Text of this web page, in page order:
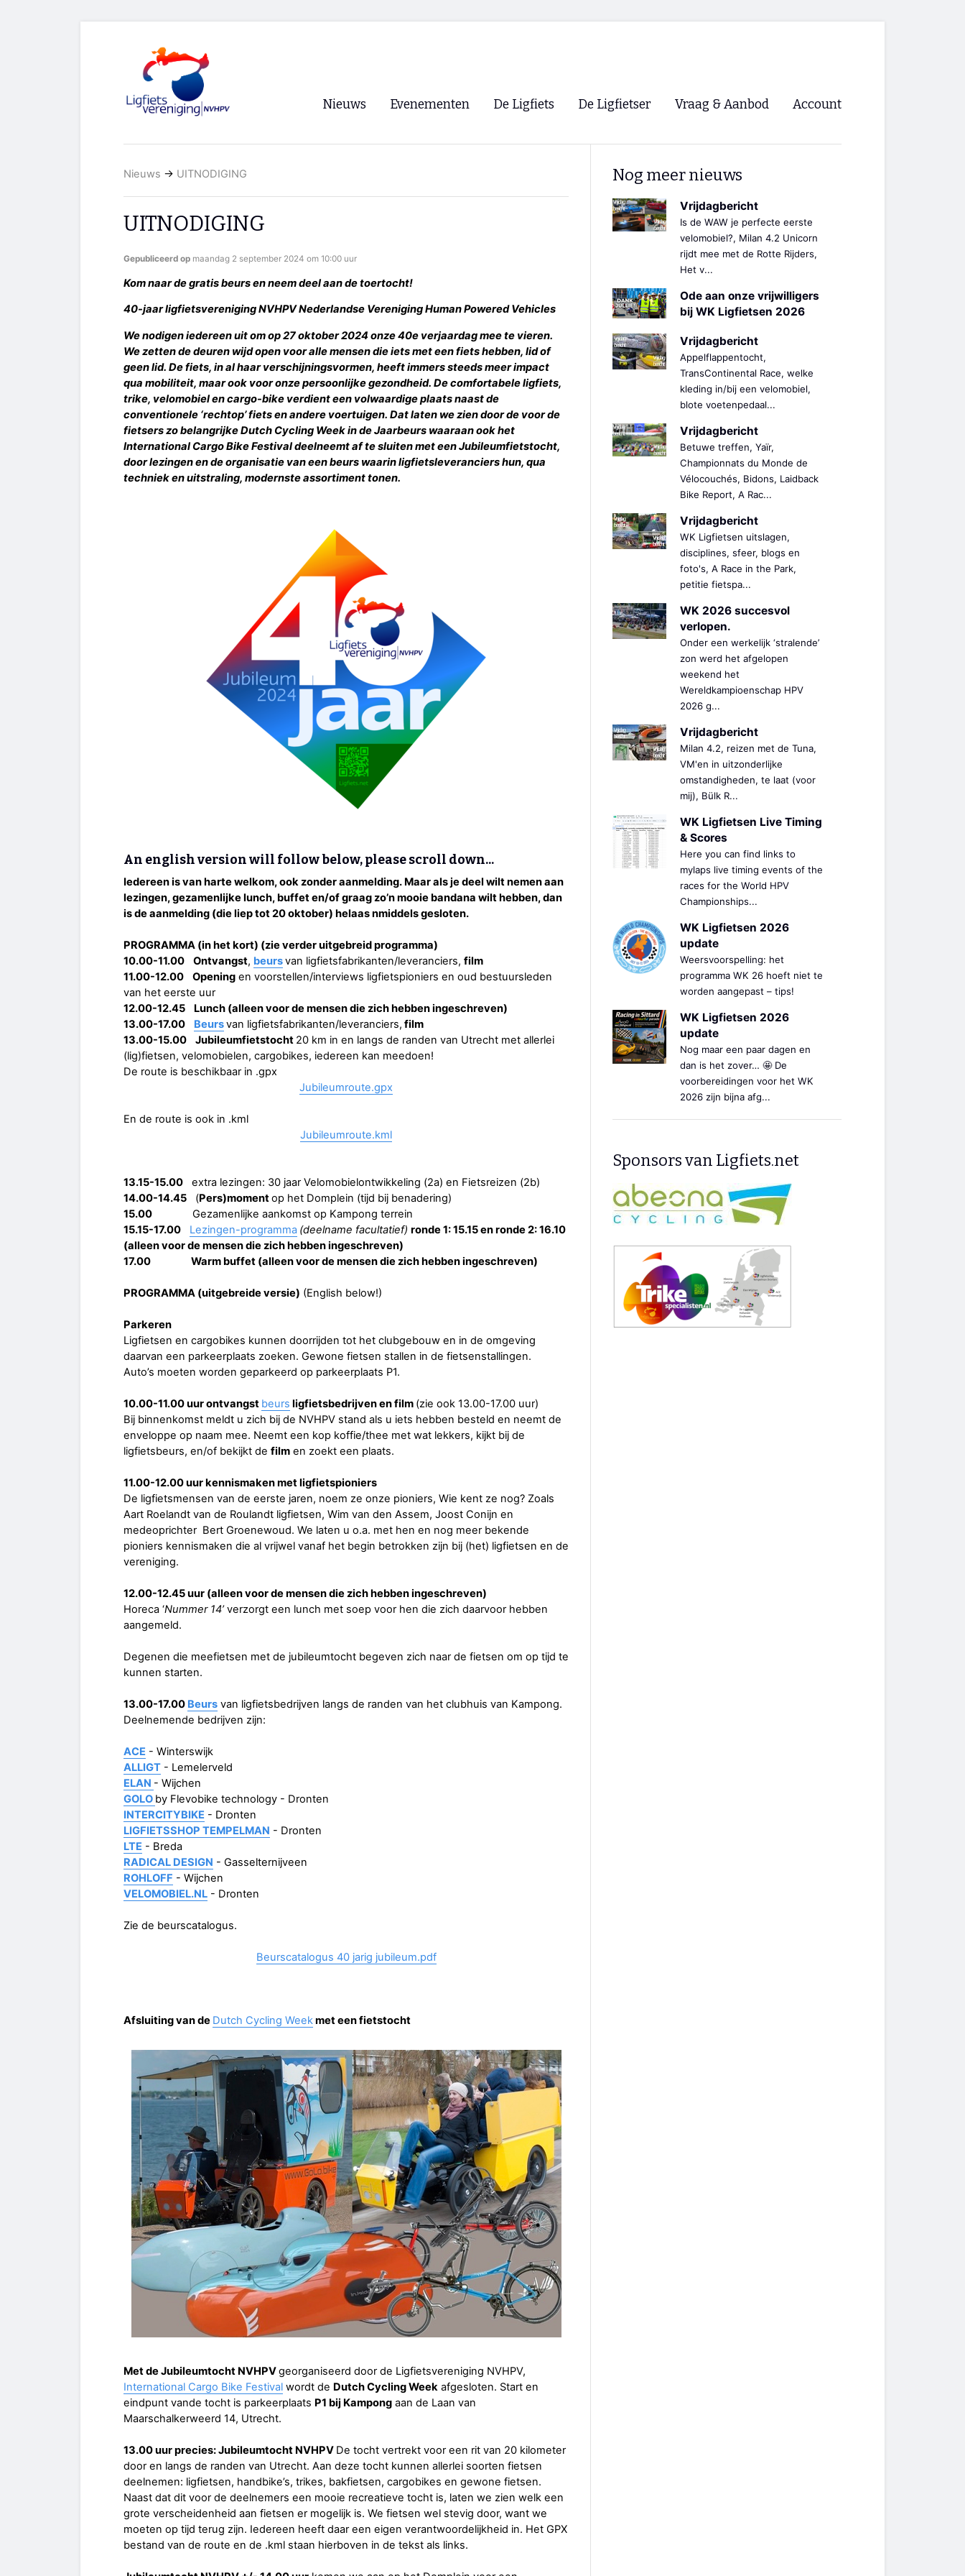
Nieuws Evenementen
WK Ligfietsen 2026
Oliebollentocht
De Ligfiets De Ligfietser
Ligfietsvereninging NVHPV
Lokale Fietsverenigingen
Forum ligfietsers.nl 🡺
Vraag & Aanbod Account
Nieuws → UITNODIGING
UITNODIGING
Gepubliceerd op maandag 2 september 2024 om 10:00 uur
Kom naar de gratis beurs en neem deel aan de toertocht!
40-jaar ligfietsvereniging NVHPV Nederlandse Vereniging Human Powered Vehicles
We nodigen iedereen uit om op 27 oktober 2024 onze 40e verjaardag mee te vieren.
We zetten de deuren wijd open voor alle mensen die iets met een fiets hebben, lid of
geen lid. De fiets, in al haar verschijningsvormen, heeft immers steeds meer impact
qua mobiliteit, maar ook voor onze persoonlijke gezondheid. De comfortabele ligfiets,
trike, velomobiel en cargo-bike verdient een volwaardige plaats naast de
conventionele ‘rechtop’ fiets en andere voertuigen. Dat laten we zien door de voor de
fietsers zo belangrijke Dutch Cycling Week in de Jaarbeurs waaraan ook het
International Cargo Bike Festival deelneemt af te sluiten met een Jubileumfietstocht,
door lezingen en de organisatie van een beurs waarin ligfietsleveranciers hun, qua
techniek en uitstraling, modernste assortiment tonen.
An english version will follow below, please scroll down...
Iedereen is van harte welkom, ook zonder aanmelding. Maar als je deel wilt nemen aan
lezingen, gezamenlijke lunch, buffet en/of graag zo’n mooie bandana wilt hebben, dan
is de aanmelding (die liep tot 20 oktober) helaas nmiddels gesloten.
PROGRAMMA (in het kort) (zie verder uitgebreid programma)
10.00-11.00
Ontvangst, beursvan ligfietsfabrikanten/leveranciers, film
11.00-12.00
Opening en voorstellen/interviews ligfietspioniers en oud bestuursleden
van het eerste uur
12.00-12.45
Lunch (alleen voor de mensen die zich hebben ingeschreven)
13.00-17.00
Beursvan ligfietsfabrikanten/leveranciers, film
13.00-15.00
Jubileumfietstocht 20 km in en langs de randen van Utrecht met allerlei
(lig)fietsen, velomobielen, cargobikes, iedereen kan meedoen!
De route is beschikbaar in .gpx
Jubileumroute.gpx
En de route is ook in .kml
Jubileumroute.kml
13.15-15.00 extra lezingen: 30 jaar Velomobielontwikkeling (2a) en Fietsreizen (2b)
14.00-14.45 (Pers)momentop het Domplein (tijd bij benadering)
15.00 Gezamenlijke aankomst op Kampong terrein
15.15-17.00
Lezingen-programma (deelname facultatief) ronde 1: 15.15 en ronde 2: 16.10
(alleen voor de mensen die zich hebben ingeschreven)
17.00
Warm buffet (alleen voor de mensen die zich hebben ingeschreven)
PROGRAMMA (uitgebreide versie) (English below!)
Parkeren
Ligfietsen en cargobikes kunnen doorrijden tot het clubgebouw en in de omgeving
daarvan een parkeerplaats zoeken. Gewone fietsen stallen in de fietsenstallingen.
Auto’s moeten worden geparkeerd op parkeerplaats P1.
10.00-11.00 uur ontvangst beurs ligfietsbedrijven en film (zie ook 13.00-17.00 uur)
Bij binnenkomst meldt u zich bij de NVHPV stand als u iets hebben besteld en neemt de
enveloppe op naam mee. Neemt een kop koffie/thee met wat lekkers, kijkt bij de
ligfietsbeurs, en/of bekijkt de film en zoekt een plaats.
11.00-12.00 uur kennismaken met ligfietspioniers
De ligfietsmensen van de eerste jaren, noem ze onze pioniers, Wie kent ze nog? Zoals
Aart Roelandt van de Roulandt ligfietsen, Wim van den Assem, Joost Conijn en
medeoprichter Bert Groenewoud. We laten u o.a. met hen en nog meer bekende
pioniers kennismaken die al vrijwel vanaf het begin betrokken zijn bij (het) ligfietsen en de
vereniging.
12.00-12.45 uur (alleen voor de mensen die zich hebben ingeschreven)
Horeca ‘Nummer 14’verzorgt een lunch met soep voor hen die zich daarvoor hebben
aangemeld.
Degenen die meefietsen met de jubileumtocht begeven zich naar de fietsen om op tijd te
kunnen starten.
13.00-17.00 Beurs van ligfietsbedrijven langs de randen van het clubhuis van Kampong.
Deelnemende bedrijven zijn:
ACE - Winterswijk
ALLIGT - Lemelerveld
ELAN - Wijchen
GOLO by Flevobike technology - Dronten
INTERCITYBIKE - Dronten
LIGFIETSSHOP TEMPELMAN - Dronten
LTE - Breda
RADICAL DESIGN - Gasselternijveen
ROHLOFF - Wijchen
VELOMOBIEL.NL - Dronten
Zie de beurscatalogus.
Beurscatalogus 40 jarig jubileum.pdf
Afsluiting van de Dutch Cycling Weekmet een fietstocht
Met de Jubileumtocht NVHPVgeorganiseerd door de Ligfietsvereniging NVHPV,
International Cargo Bike Festival wordt de Dutch Cycling Week afgesloten. Start en
eindpunt vande tocht is parkeerplaats P1 bij Kampong aan de Laan van
Maarschalkerweerd 14, Utrecht.
13.00 uur precies: Jubileumtocht NVHPV De tocht vertrekt voor een rit van 20 kilometer
door en langs de randen van Utrecht. Aan deze tocht kunnen allerlei soorten fietsen
deelnemen: ligfietsen, handbike’s, trikes, bakfietsen, cargobikes en gewone fietsen.
Naast dat dit voor de deelnemers een mooie recreatieve tocht is, laten we zien welk een
grote verscheidenheid aan fietsen er mogelijk is. We fietsen wel stevig door, want we
moeten op tijd terug zijn. Iedereen heeft daar een eigen verantwoordelijkheid in. Het GPX
bestand van de route en de .kml staan hierboven in de tekst als links.
Nog meer nieuws
Vrijdagbericht
Is de WAW je perfecte eerste
velomobiel?, Milan 4.2 Unicorn
rijdt mee met de Rotte Rijders,
Het v...
Ode aan onze vrijwilligers
bij WK Ligfietsen 2026
Vrijdagbericht
Appelflappentocht,
TransContinental Race, welke
kleding in/bij een velomobiel,
blote voetenpedaal...
Vrijdagbericht
Betuwe treffen, Yaïr,
Championnats du Monde de
Vélocouchés, Bidons, Laidback
Bike Report, A Rac...
Vrijdagbericht
WK Ligfietsen uitslagen,
disciplines, sfeer, blogs en
foto's, A Race in the Park,
petitie fietspa...
WK 2026 succesvol
verlopen.
Onder een werkelijk ‘stralende’
zon werd het afgelopen
weekend het
Wereldkampioenschap HPV
2026 g...
Vrijdagbericht
Milan 4.2, reizen met de Tuna,
VM'en in uitzonderlijke
omstandigheden, te laat (voor
mij), Bülk R...
WK Ligfietsen Live Timing
& Scores
Here you can find links to
mylaps live timing events of the
races for the World HPV
Championships...
WK Ligfietsen 2026
update
Weersvoorspelling: het
programma WK 26 hoeft niet te
worden aangepast – tips!
WK Ligfietsen 2026
update
Nog maar een paar dagen en
dan is het zover… 🤩 De
voorbereidingen voor het WK
2026 zijn bijna afg...
Sponsors van Ligfiets.net